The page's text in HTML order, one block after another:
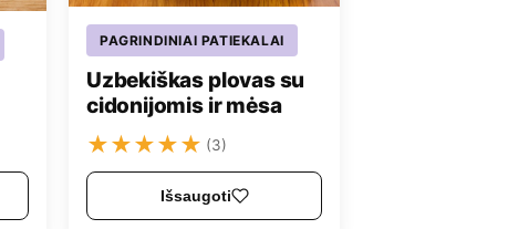
PAGRINDINIAI PATIEKALAI
Uzbekiškas plovas su
cidonijomis ir mėsa
★★★★★ (3)
Išsaugoti